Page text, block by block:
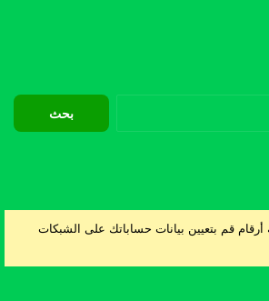
البحث
قم بتعيين بيانات حساباتك على الشبكات